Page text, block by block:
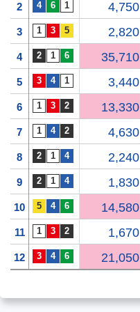
2 4,750
3 2,820
4 35,710
5 3,440
6 13,330
7 4,630
8 2,240
9 1,830
10 14,580
11 1,670
12 21,050